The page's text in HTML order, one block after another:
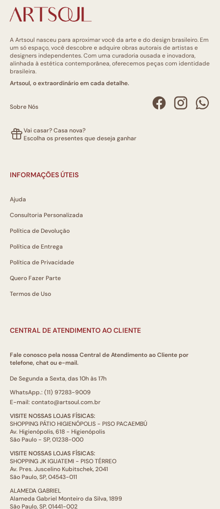
A Artsoul nasceu para aproximar você da arte e do design brasileiro. Em
um só espaço, você descobre e adquire obras autorais de artistas e
designers independentes. Com uma curadoria ousada e inovadora,
alinhada à estética contemporânea, oferecemos peças com identidade
brasileira.
Artsoul, o extraordinário em cada detalhe.
Sobre Nós
Vai casar? Casa nova?
Escolha os presentes que deseja ganhar
INFORMAÇÕES ÚTEIS
Ajuda
Consultoria Personalizada
Política de Devolução
Política de Entrega
Política de Privacidade
Quero Fazer Parte
Termos de Uso
CENTRAL DE ATENDIMENTO AO CLIENTE
Fale conosco pela nossa Central de Atendimento ao Cliente por
telefone, chat ou e-mail.
De Segunda a Sexta, das 10h às 17h
WhatsApp.: (11) 97283-9009
E-mail: contato@artsoul.com.br
VISITE NOSSAS LOJAS FÍSICAS:
SHOPPING PÁTIO HIGIENÓPOLIS - PISO PACAEMBÚ
Av. Higienópolis, 618 - Higienópolis
São Paulo - SP, 01238-000
VISITE NOSSAS LOJAS FÍSICAS:
SHOPPING JK IGUATEMI - PISO TÉRREO
Av. Pres. Juscelino Kubitschek, 2041
São Paulo, SP, 04543-011
ALAMEDA GABRIEL
Alameda Gabriel Monteiro da Silva, 1899
São Paulo, SP, 01441-002